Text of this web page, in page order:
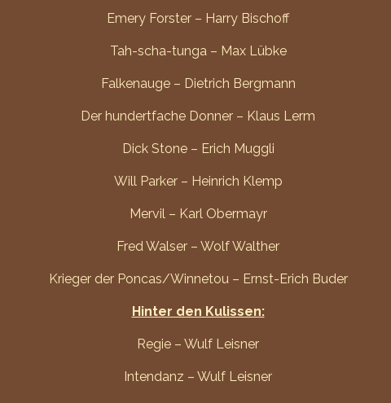
Emery Forster – Harry Bischoff
Tah-scha-tunga – Max Lübke
Falkenauge – Dietrich Bergmann
Der hundertfache Donner – Klaus Lerm
Dick Stone – Erich Muggli
Will Parker – Heinrich Klemp
Mervil – Karl Obermayr
Fred Walser – Wolf Walther
Krieger der Poncas/Winnetou – Ernst-Erich Buder
Hinter den Kulissen:
Regie – Wulf Leisner
Intendanz – Wulf Leisner